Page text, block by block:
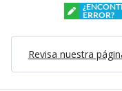
ERROR?
Revisa nuestra